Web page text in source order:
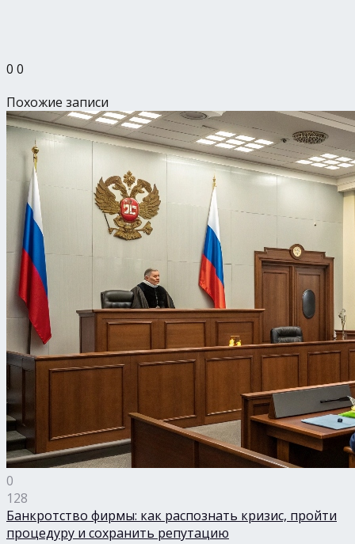
0 0
Похожие записи
0
128
Банкротство фирмы: как распознать кризис, пройти
процедуру и сохранить репутацию